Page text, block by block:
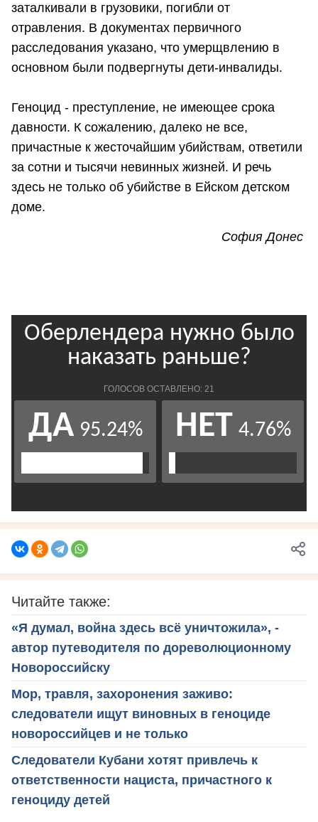
заталкивали в грузовики, погибли от
отравления. В документах первичного
расследования указано, что умерщвлению в
основном были подвергнуты дети-инвалиды.
Геноцид - преступление, не имеющее срока
давности. К сожалению, далеко не все,
причастные к жесточайшим убийствам, ответили
за сотни и тысячи невинных жизней. И речь
здесь не только об убийстве в Ейском детском
доме.
София Донес
Читайте также:
«Я думал, война здесь всё уничтожила», -
автор путеводителя по дореволюционному
Новороссийску
Мор, травля, захоронения заживо:
следователи ищут виновных в геноциде
новороссийцев и не только
Следователи Кубани хотят привлечь к
ответственности нациста, причастного к
геноциду детей